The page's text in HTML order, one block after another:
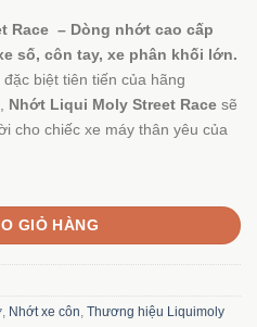
Race – Dòng nhớt cao cấp
số, côn tay, xe phân khối lớn.
biệt tiên tiến của hãng
Nhớt Liqui Moly Street Race sẽ
cho chiếc xe máy thân yêu của
4T Synth số lượng
GIỎ HÀNG
, Nhớt xe côn, Thương hiệu Liquimoly